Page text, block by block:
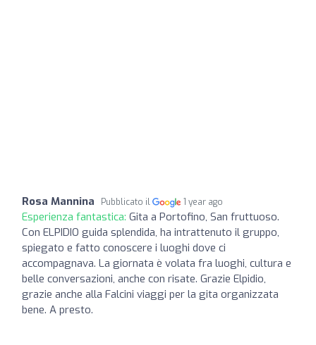
Rosa Mannina Pubblicato il 1 year ago
Esperienza fantastica: Gita a Portofino, San fruttuoso.
Con ELPIDIO guida splendida, ha intrattenuto il gruppo,
spiegato e fatto conoscere i luoghi dove ci
accompagnava. La giornata è volata fra luoghi, cultura e
belle conversazioni, anche con risate. Grazie Elpidio,
grazie anche alla Falcini viaggi per la gita organizzata
bene. A presto.